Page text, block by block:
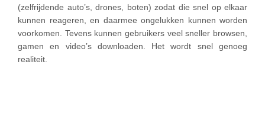
(zelfrijdende auto’s, drones, boten) zodat die snel op elkaar
kunnen reageren, en daarmee ongelukken kunnen worden
voorkomen. Tevens kunnen gebruikers veel sneller browsen,
gamen en video’s downloaden. Het wordt snel genoeg
realiteit.